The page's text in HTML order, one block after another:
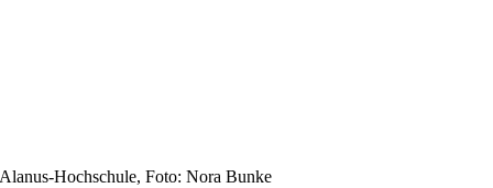
Alanus-Hochschule, Foto: Nora Bunke